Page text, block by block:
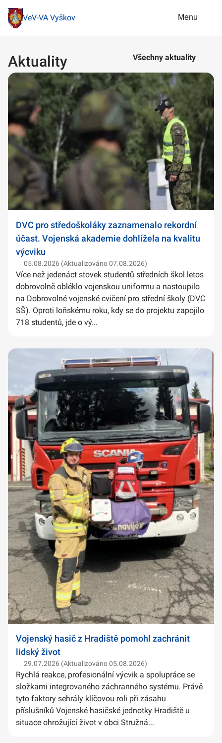
VeV-VA Vyškov Menu
Aktuality Všechny aktuality
DVC pro středoškoláky zaznamenalo rekordní
účast. Vojenská akademie dohlížela na kvalitu
výcviku
05.08.2026 (Aktualizováno 07.08.2026)
Více než jedenáct stovek studentů středních škol letos
dobrovolně obléklo vojenskou uniformu a nastoupilo
na Dobrovolné vojenské cvičení pro střední školy (DVC
SŠ). Oproti loňskému roku, kdy se do projektu zapojilo
718 studentů, jde o vý...
Vojenský hasič z Hradiště pomohl zachránit
lidský život
29.07.2026 (Aktualizováno 05.08.2026)
Rychlá reakce, profesionální výcvik a spolupráce se
složkami integrovaného záchranného systému. Právě
tyto faktory sehrály klíčovou roli při zásahu
příslušníků Vojenské hasičské jednotky Hradiště u
situace ohrožující život v obci Stružná...